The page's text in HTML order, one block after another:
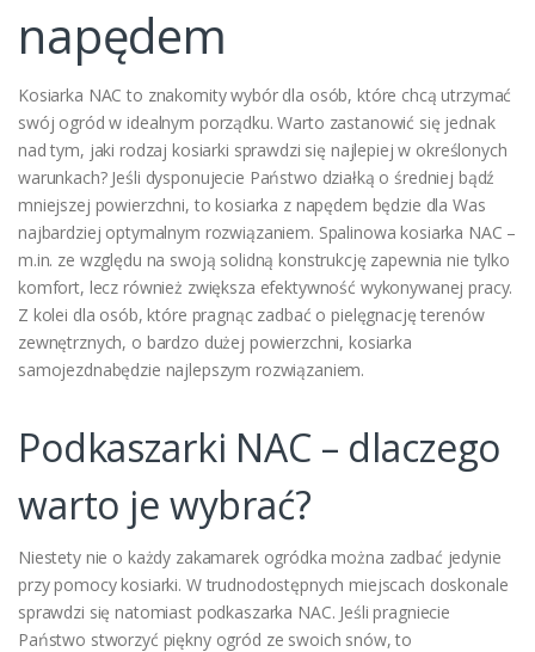
napędem
Kosiarka NAC to znakomity wybór dla osób, które chcą utrzymać
swój ogród w idealnym porządku. Warto zastanowić się jednak
nad tym, jaki rodzaj kosiarki sprawdzi się najlepiej w określonych
warunkach? Jeśli dysponujecie Państwo działką o średniej bądź
mniejszej powierzchni, to kosiarka z napędem będzie dla Was
najbardziej optymalnym rozwiązaniem. Spalinowa kosiarka NAC –
m.in. ze względu na swoją solidną konstrukcję zapewnia nie tylko
komfort, lecz również zwiększa efektywność wykonywanej pracy.
Z kolei dla osób, które pragnąc zadbać o pielęgnację terenów
zewnętrznych, o bardzo dużej powierzchni, kosiarka
samojezdnabędzie najlepszym rozwiązaniem.
Podkaszarki NAC – dlaczego
warto je wybrać?
Niestety nie o każdy zakamarek ogródka można zadbać jedynie
przy pomocy kosiarki. W trudnodostępnych miejscach doskonale
sprawdzi się natomiast podkaszarka NAC. Jeśli pragniecie
Państwo stworzyć piękny ogród ze swoich snów, to